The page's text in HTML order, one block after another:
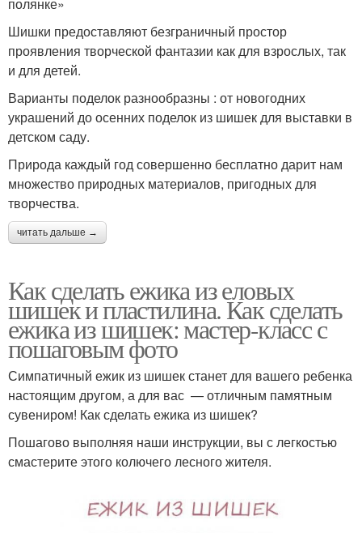
полянке»
Шишки предоставляют безграничный простор
проявления творческой фантазии как для взрослых, так
и для детей.
Варианты поделок разнообразны : от новогодних
украшений до осенних поделок из шишек для выставки в
детском саду.
Природа каждый год совершенно бесплатно дарит нам
множество природных материалов, пригодных для
творчества.
читать дальше →
Как сделать ежика из еловых
шишек и пластилина. Как сделать
ежика из шишек: мастер-класс с
пошаговым фото
Симпатичный ежик из шишек станет для вашего ребенка
настоящим другом, а для вас — отличным памятным
сувениром! Как сделать ежика из шишек?
Пошагово выполняя наши инструкции, вы с легкостью
смастерите этого колючего лесного жителя.